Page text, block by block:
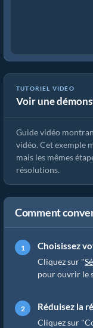
TUTORIEL VIDÉO
Voir une
Comment réduire la
Guide vidéo
vidéo. Cet exemple
mais les mêmes
résolutions.
Comment
Choisissez
Cliquez sur "
pour ouvrir le
Réduisez la
Cliquez sur